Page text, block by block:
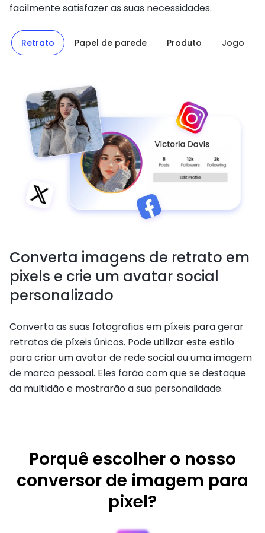
facilmente satisfazer as suas necessidades.
Retrato Papel de parede Produto Jogo
Converta imagens de retrato em
pixels e crie um avatar social
personalizado
Converta as suas fotografias em píxeis para gerar
retratos de píxeis únicos. Pode utilizar este estilo
para criar um avatar de rede social ou uma imagem
de marca pessoal. Eles farão com que se destaque
da multidão e mostrarão a sua personalidade.
Porquê escolher o nosso
conversor de imagem para
pixel?